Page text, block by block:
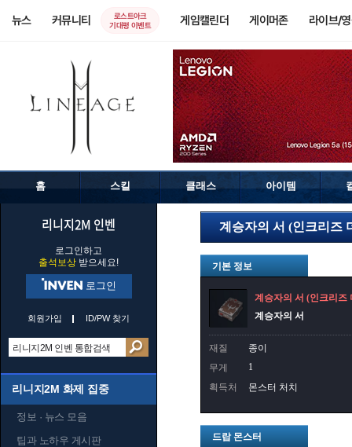
뉴스 커뮤니티
로스트아크
기대평 이벤트
게임캘린더 게이머존 라이브/
홈 스킬 클래스 아이템
리니지2M 인벤
로그인하고
출석보상 받으세요!
로그인
회원가입 ID/PW 찾기
리니지2M 화제 집중
정보 · 뉴스 모음
팁과 노하우 게시판
계승자의 서 (인크리즈
기본 정보
계승자의 서 (인크리
계승자의 서
재질
종이
무게
1
획득처
몬스터 처치
드랍 몬스터